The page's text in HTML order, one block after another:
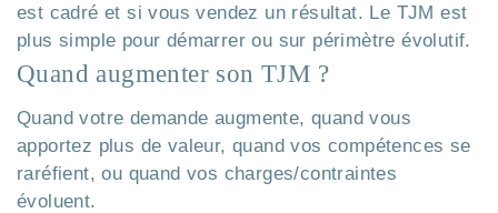
est cadré et si vous vendez un résultat. Le TJM est
plus simple pour démarrer ou sur périmètre évolutif.
Quand augmenter son TJM ?
Quand votre demande augmente, quand vous
apportez plus de valeur, quand vos compétences se
raréfient, ou quand vos charges/contraintes
évoluent.